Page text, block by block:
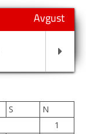
Avgust
S
N
1